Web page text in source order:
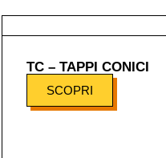
TC – TAPPI CONICI
SCOPRI